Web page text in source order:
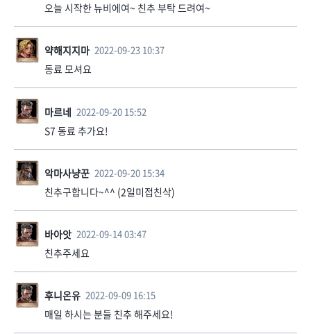
오늘 시작한 뉴비에여~ 친추 부탁 드려여~
약해지지마 2022-09-23 10:37
동료 모셔요
마르네 2022-09-20 15:52
S7 동료 추가요!
악마사냥꾼 2022-09-20 15:34
친추구합니다~^^ (2일미접친삭)
바아앗 2022-09-14 03:47
친추주세요
후니온유 2022-09-09 16:15
매일 하시는 분들 친추 해주세요!